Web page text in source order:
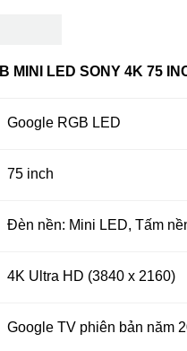
MINI LED SONY 4K 75
Google RGB LED
75 inch
Đèn nền: Mini LED, Tấm
4K Ultra HD (3840 x 2160)
Google TV phiên bản năm